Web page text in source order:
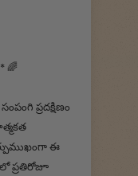
🌈
ప్రదక్షిణం
ఈ
ప్రతిరోజూ